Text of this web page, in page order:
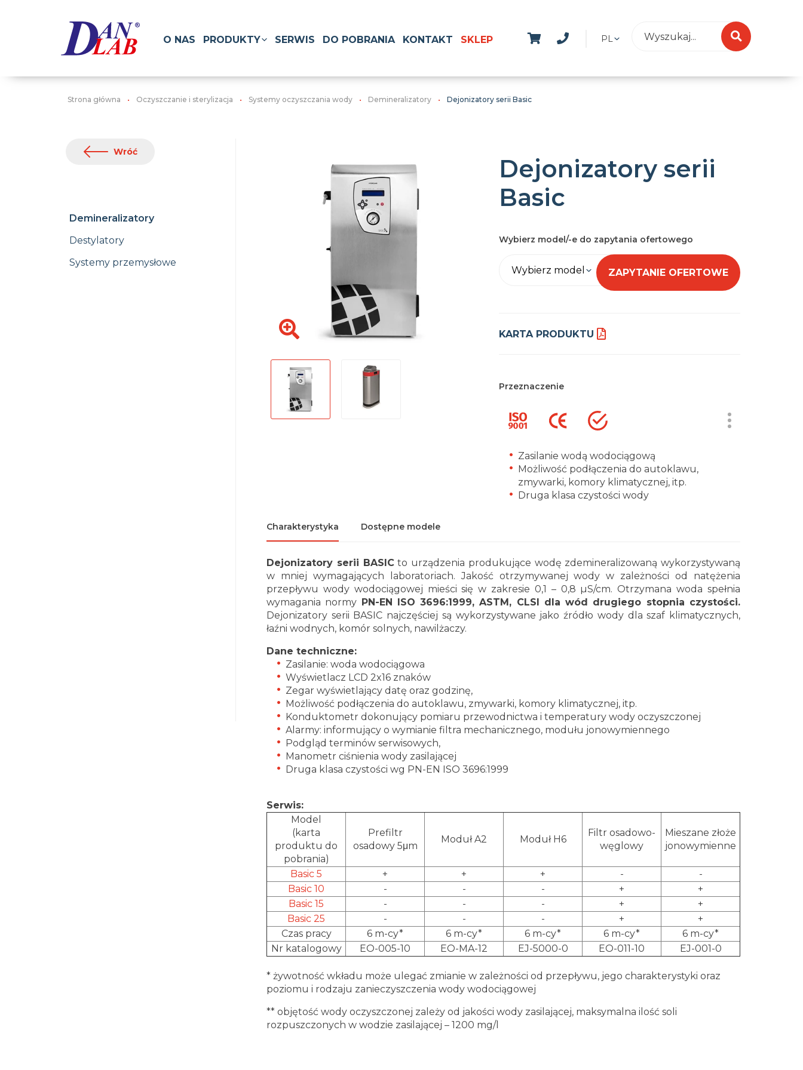
PL
O NAS PRODUKTY SERWIS DO POBRANIA KONTAKT SKLEP
Strona główna Oczyszczanie i sterylizacja Systemy oczyszczania wody Demineralizatory Dejonizatory serii Basic
Wróć
Demineralizatory
Destylatory
Systemy przemysłowe
Dejonizatory serii
Basic
Wybierz model/-e do zapytania ofertowego
Wybierz model ZAPYTANIE OFERTOWE
KARTA PRODUKTU
Przeznaczenie
Zasilanie wodą wodociągową
Możliwość podłączenia do autoklawu,
zmywarki, komory klimatycznej, itp.
Druga klasa czystości wody
Charakterystyka Dostępne modele
Dejonizatory serii BASICto urządzenia produkujące wodę zdemineralizowaną wykorzystywaną
w mniej wymagających laboratoriach. Jakość otrzymywanej wody w zależności od natężenia
przepływu wody wodociągowej mieści się w zakresie 0,1 – 0,8 µS/cm. Otrzymana woda spełnia
wymagania normy PN-EN ISO 3696:1999, ASTM, CLSI dla wód drugiego stopnia czystości.
Dejonizatory serii BASIC najczęściej są wykorzystywane jako źródło wody dla szaf klimatycznych,
łaźni wodnych, komór solnych, nawilżaczy.
Dane techniczne:
Zasilanie: woda wodociągowa
Wyświetlacz LCD 2x16 znaków
Zegar wyświetlający datę oraz godzinę,
Możliwość podłączenia do autoklawu, zmywarki, komory klimatycznej, itp.
Konduktometr dokonujący pomiaru przewodnictwa i temperatury wody oczyszczonej
Alarmy: informujący o wymianie filtra mechanicznego, modułu jonowymiennego
Podgląd terminów serwisowych,
Manometr ciśnienia wody zasilającej
Druga klasa czystości wg PN-EN ISO 3696:1999
Serwis:
Model
(karta
produktu do
pobrania)
Prefiltr
osadowy 5μm
Moduł A2 Moduł H6
Filtr osadowo-
węglowy
Mieszane złoże
jonowymienne
Basic 5 + + + -
-
Basic 10
- - - +
+
Basic 15
- - - +
+
Basic 25
- - - +
+
Czas pracy
6 m-cy* 6 m-cy* 6 m-cy* 6 m-cy*
6 m-cy*
Nr katalogowy
EO-005-10 EO-MA-12 EJ-5000-0 EO-011-10 EJ-001-0
* żywotność wkładu może ulegać zmianie w zależności od przepływu, jego charakterystyki oraz
poziomu i rodzaju zanieczyszczenia wody wodociągowej
** objętość wody oczyszczonej zależy od jakości wody zasilającej, maksymalna ilość soli
rozpuszczonych w wodzie zasilającej – 1200 mg/l